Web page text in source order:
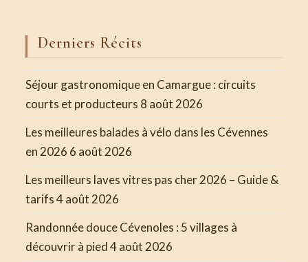
Derniers Récits
Séjour gastronomique en Camargue : circuits
courts et producteurs 8 août 2026
Les meilleures balades à vélo dans les Cévennes
en 2026 6 août 2026
Les meilleurs laves vitres pas cher 2026 – Guide &
tarifs 4 août 2026
Randonnée douce Cévenoles : 5 villages à
découvrir à pied 4 août 2026